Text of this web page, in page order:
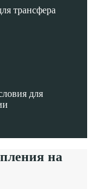
трансфера
для
на